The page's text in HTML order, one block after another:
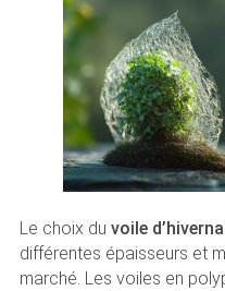
Le choix du voile
différentes épaisseurs et
marché. Les voiles en